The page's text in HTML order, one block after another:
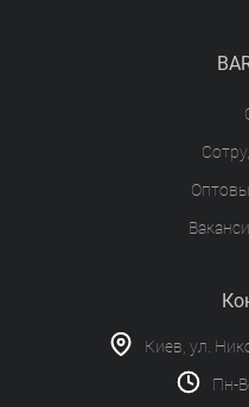
Киев, ул.
Пн-